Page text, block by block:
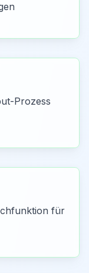
Prozess
für